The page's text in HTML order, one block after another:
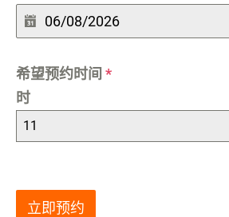
希望预约时间 *
时
11
立即预约